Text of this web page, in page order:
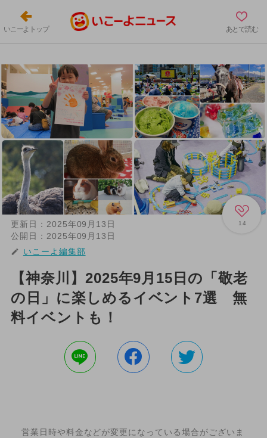
いこーよトップ あとで読む
14
更新日： 2025年09月13日
公開日： 2025年09月13日
いこーよ編集部
【神奈川】2025年9月15日の「敬老
の日」に楽しめるイベント7選 無
料イベントも！
営業日時や料金などが変更になっている場合がございま